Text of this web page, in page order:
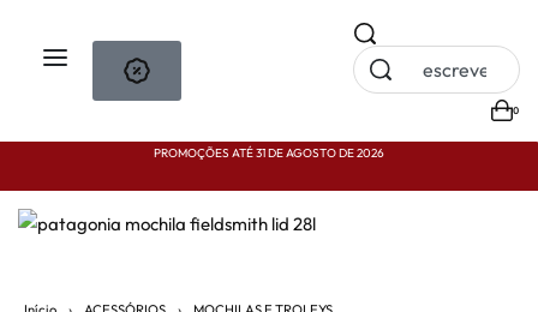
0
PROMOÇÕES ATÉ 31 DE AGOSTO DE 2026